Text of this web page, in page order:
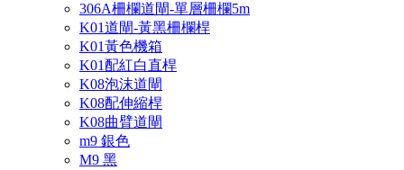
306A柵欄道閘-單層柵欄5m
K01道閘-黃黑柵欄桿
K01黃色機箱
K01配紅白直桿
K08泡沫道閘
K08配伸縮桿
K08曲臂道閘
m9 銀色
M9 黑